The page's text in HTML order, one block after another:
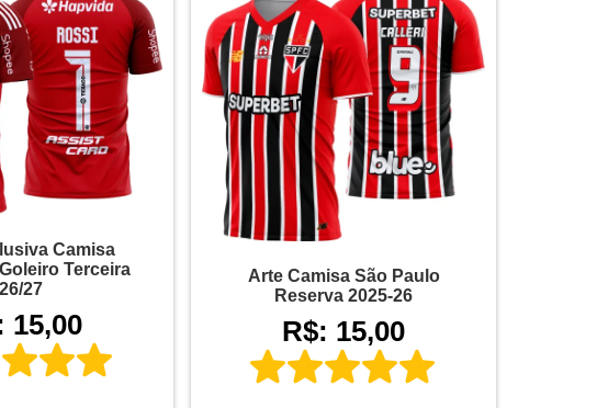
Camisa
Terceira
26/27
15,00
Arte Camisa São Paulo
Reserva 2025-26
R$: 15,00